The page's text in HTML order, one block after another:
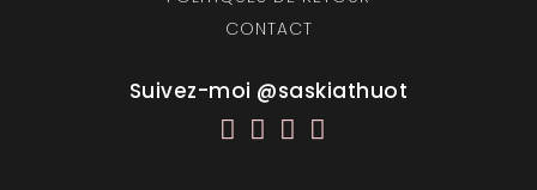
CONTACT
Suivez-moi @saskiathuot